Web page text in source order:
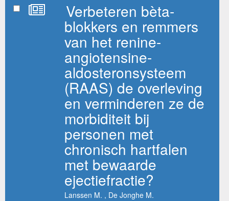
Verbeteren bèta-
blokkers en remmers
van het renine-
angiotensine-
aldosteronsysteem
(RAAS) de overleving
en verminderen ze de
morbiditeit bij
personen met
chronisch hartfalen
met bewaarde
ejectiefractie?
Lanssen M. , De Jonghe M.